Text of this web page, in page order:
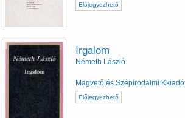
Előjegyezhető
Irgalom
Németh László
Magvető és Szépirodalmi Kkiadó
Előjegyezhető